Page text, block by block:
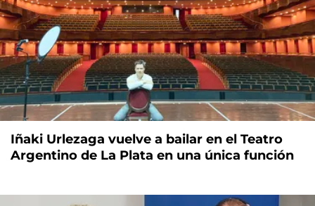
Iñaki Urlezaga vuelve a bailar en el Teatro
Argentino de La Plata en una única función